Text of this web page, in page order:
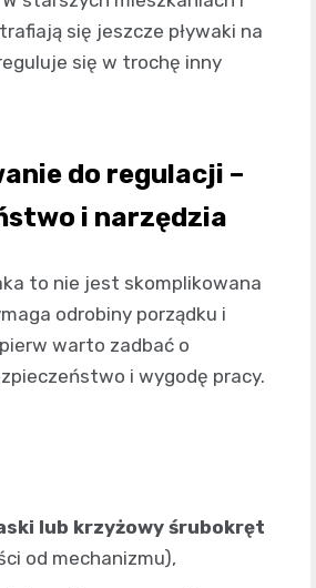
się jeszcze pływaki na
się w trochę inny
do regulacji –
i narzędzia
to nie jest skomplikowana
odrobiny porządku i
warto zadbać o
i wygodę pracy.
lub krzyżowy śrubokręt
od mechanizmu),